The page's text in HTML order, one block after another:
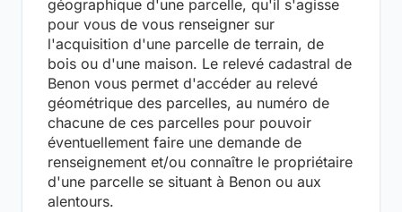
géographique d'une parcelle, qu'il s'agisse
pour vous de vous renseigner sur
l'acquisition d'une parcelle de terrain, de
bois ou d'une maison. Le relevé cadastral de
Benon vous permet d'accéder au relevé
géométrique des parcelles, au numéro de
chacune de ces parcelles pour pouvoir
éventuellement faire une demande de
renseignement et/ou connaître le propriétaire
d'une parcelle se situant à Benon ou aux
alentours.